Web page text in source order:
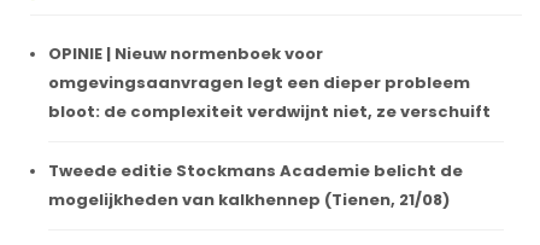
OPINIE | Nieuw normenboek voor
omgevingsaanvragen legt een dieper probleem
bloot: de complexiteit verdwijnt niet, ze verschuift
Tweede editie Stockmans Academie belicht de
mogelijkheden van kalkhennep (Tienen, 21/08)